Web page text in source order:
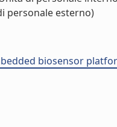
personale esterno)
biosensor